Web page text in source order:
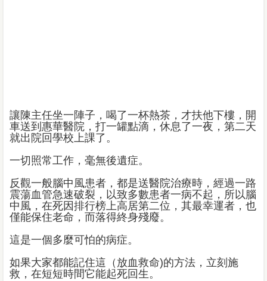
讓陳主任坐一陣子，喝了一杯熱茶，才扶他下樓，開
車送到惠華醫院，打一罐點滴，休息了一夜，第二天
就出院回學校上課了。
一切照常工作，毫無後遺症。
反觀一般腦中風患者，都是送醫院治療時，經過一路
震蕩血管急速破裂，以致多數患者一病不起，所以腦
中風，在死因排行榜上高居第二位，其最幸運者，也
僅能保住老命，而落得終身殘廢。
這是一個多麼可怕的病症。
如果大家都能記住這（放血救命)的方法，立刻施
救，在短短時間它能起死回生。